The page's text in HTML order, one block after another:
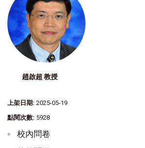
趙啟超 教授
上架日期: 2025-05-19
點閱次數: 5928
校內問卷